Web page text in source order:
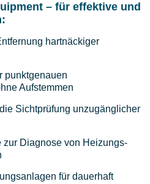
– für effektive und
hartnäckiger
punktgenauen
Aufstemmen
Sichtprüfung unzugänglicher
zur Diagnose von Heizungs-
für dauerhaft